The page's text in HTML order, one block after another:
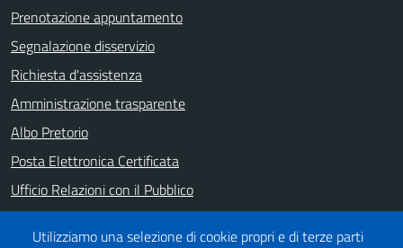
Utilizziamo una selezione di cookie propri e di terze parti
Prenotazione appuntamento
Segnalazione disservizio
Richiesta d'assistenza
Amministrazione trasparente
Albo Pretorio
Posta Elettronica Certificata
Ufficio Relazioni con il Pubblico
Note legali